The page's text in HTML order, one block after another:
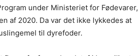
under Ministeriet for Fødevarer,
af 2020. Da var det ikke lykkedes at
til dyrefoder.